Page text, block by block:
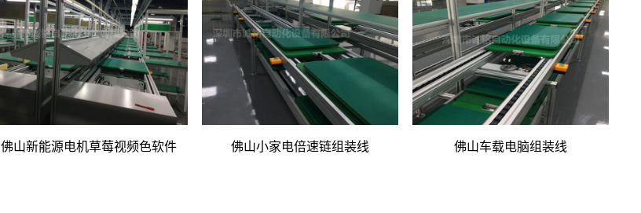
佛山新能源电机草莓视频色软件 佛山小家电倍速链组装线 佛山车载电脑组装线